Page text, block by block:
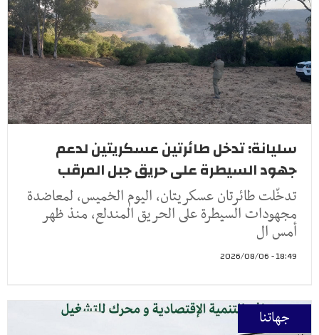
سليانة: تدخل طائرتين عسكريتين لدعم
جهود السيطرة على حريق جبل المرقب
تدخّلت طائرتان عسكريتان، اليوم الخميس، لمعاضدة
مجهودات السيطرة على الحريق المندلع، منذ ظهر
أمس ال
18:49 - 2026/08/06
جهاتنا